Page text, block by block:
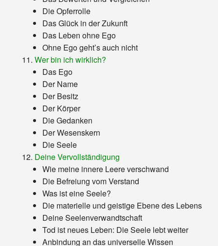
Die Opferrolle
Das Glück in der Zukunft
Das Leben ohne Ego
Ohne Ego geht’s auch nicht
Wer bin ich wirklich?
Das Ego
Der Name
Der Besitz
Der Körper
Die Gedanken
Der Wesenskern
Die Seele
Deine Vervollständigung
Wie meine innere Leere verschwand
Die Befreiung vom Verstand
Was ist eine Seele?
Die materielle und geistige Ebene des Lebens
Deine Seelenverwandtschaft
Tod ist neues Leben: Die Seele lebt weiter
Anbindung an das universelle Wissen